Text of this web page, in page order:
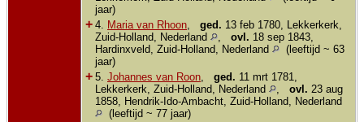
jaar)
+ 4. Maria van Rhoon, ged. 13 feb 1780, Lekkerkerk,
Zuid-Holland, Nederland
, ovl. 18 sep 1843,
Hardinxveld, Zuid-Holland, Nederland
(leeftijd ~ 63
jaar)
+ 5. Johannes van Roon, ged. 11 mrt 1781,
Lekkerkerk, Zuid-Holland, Nederland
, ovl. 23 aug
1858, Hendrik-Ido-Ambacht, Zuid-Holland, Nederland
(leeftijd ~ 77 jaar)